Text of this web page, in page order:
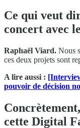
Ce qui veut
concert avec
Raphaël Viard. Nous
ces deux projets sont
A lire aussi :
pouvoir de décision
cette Digital